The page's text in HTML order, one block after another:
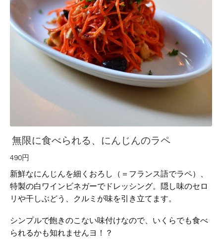
無限に食べられる、にんじんのラペ
490円
新鮮なにんじんを細くおろし（＝フランス語でラペ）、
特製の白ワインビネガーでドレッシング。隠し味のセロ
リや干しぶどう、クルミが味を引き立てます。
シンプルで飽きのこない味付けなので、いくらでも食べ
られるかも知れませんヨ！？